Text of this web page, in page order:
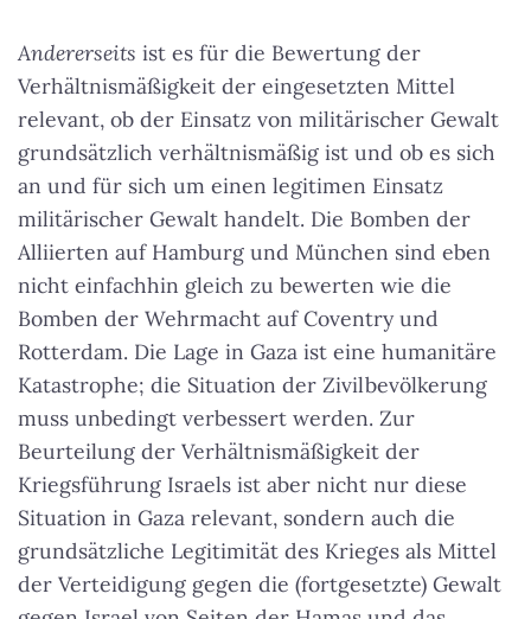
Andererseits ist es für die Bewertung der
Verhältnismäßigkeit der eingesetzten Mittel
relevant, ob der Einsatz von militärischer Gewalt
grundsätzlich verhältnismäßig ist und ob es sich
an und für sich um einen legitimen Einsatz
militärischer Gewalt handelt. Die Bomben der
Alliierten auf Hamburg und München sind eben
nicht einfachhin gleich zu bewerten wie die
Bomben der Wehrmacht auf Coventry und
Rotterdam. Die Lage in Gaza ist eine humanitäre
Katastrophe; die Situation der Zivilbevölkerung
muss unbedingt verbessert werden. Zur
Beurteilung der Verhältnismäßigkeit der
Kriegsführung Israels ist aber nicht nur diese
Situation in Gaza relevant, sondern auch die
grundsätzliche Legitimität des Krieges als Mittel
der Verteidigung gegen die (fortgesetzte) Gewalt